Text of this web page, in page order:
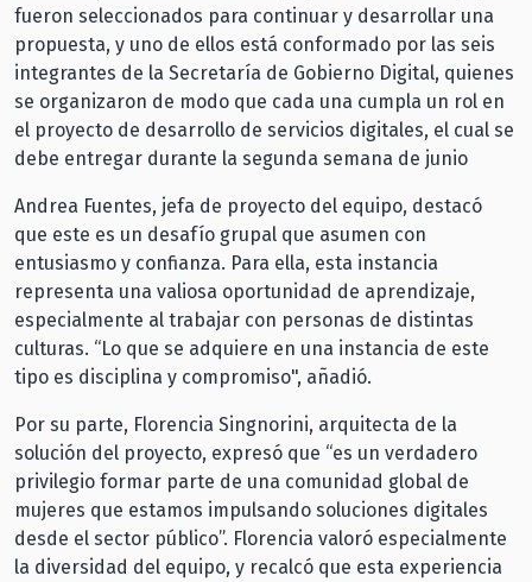
fueron seleccionados para continuar y desarrollar una
propuesta, y uno de ellos está conformado por las seis
integrantes de la Secretaría de Gobierno Digital, quienes
se organizaron de modo que cada una cumpla un rol en
el proyecto de desarrollo de servicios digitales, el cual se
debe entregar durante la segunda semana de junio
Andrea Fuentes, jefa de proyecto del equipo, destacó
que este es un desafío grupal que asumen con
entusiasmo y confianza. Para ella, esta instancia
representa una valiosa oportunidad de aprendizaje,
especialmente al trabajar con personas de distintas
culturas. “Lo que se adquiere en una instancia de este
tipo es disciplina y compromiso", añadió.
Por su parte, Florencia Singnorini, arquitecta de la
solución del proyecto, expresó que “es un verdadero
privilegio formar parte de una comunidad global de
mujeres que estamos impulsando soluciones digitales
desde el sector público”. Florencia valoró especialmente
la diversidad del equipo, y recalcó que esta experiencia